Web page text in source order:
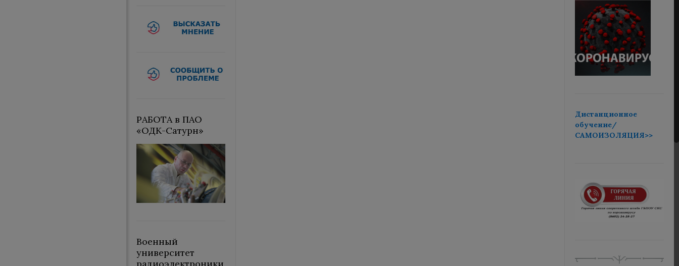
РАБОТА в ПАО
«ОДК-Сатурн»
Военный
университет
Дистанционное
обучение/
САМОИЗОЛЯЦИЯ>>